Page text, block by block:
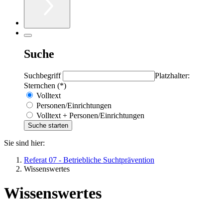
Suche
Suchbegriff
Platzhalter:
Sternchen (*)
Volltext
Personen/Einrichtungen
Volltext + Personen/Einrichtungen
Sie sind hier:
Referat 07 - Betriebliche Suchtprävention
Wissenswertes
Wissenswertes